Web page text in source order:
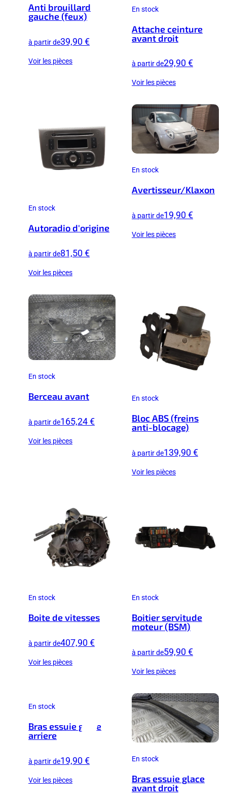
Anti brouillard
gauche (feux)
à partir de39,90 €
Voir les pièces
En stock
Attache ceinture
avant droit
à partir de29,90 €
Voir les pièces
En stock
Autoradio d'origine
à partir de81,50 €
Voir les pièces
En stock
Avertisseur/Klaxon
à partir de19,90 €
Voir les pièces
En stock
Berceau avant
à partir de165,24 €
Voir les pièces
En stock
Bloc ABS (freins
anti-blocage)
à partir de139,90 €
Voir les pièces
En stock
Boite de vitesses
à partir de407,90 €
Voir les pièces
En stock
Boitier servitude
moteur (BSM)
à partir de59,90 €
Voir les pièces
En stock
Bras essuie glace
arriere
à partir de19,90 €
Voir les pièces
En stock
Bras essuie glace
avant droit